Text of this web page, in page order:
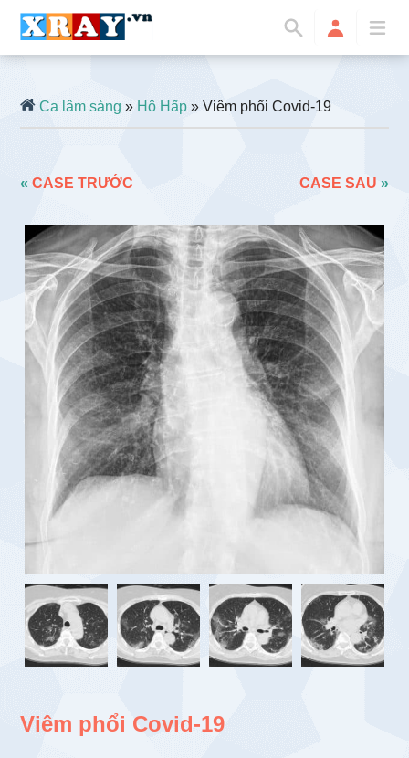
Ca lâm sàng » Hô Hấp » Viêm phổi Covid-19
«CASE TRƯỚC CASE SAU »
Viêm phổi Covid-19